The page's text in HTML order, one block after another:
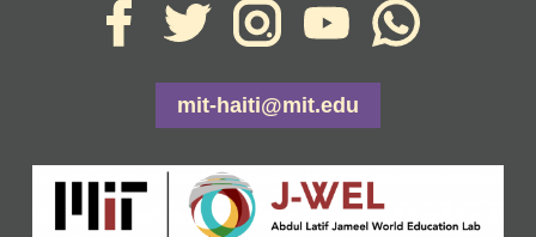
mit-haiti@mit.edu